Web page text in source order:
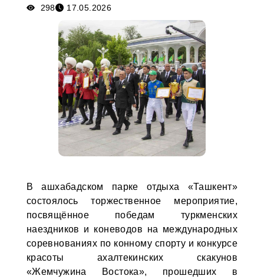
298 17.05.2026
В ашхабадском парке отдыха «Ташкент»
состоялось торжественное мероприятие,
посвящённое победам туркменских
наездников и коневодов на международных
соревнованиях по конному спорту и конкурсе
красоты ахалтекинских скакунов
«Жемчужина Востока», прошедших в